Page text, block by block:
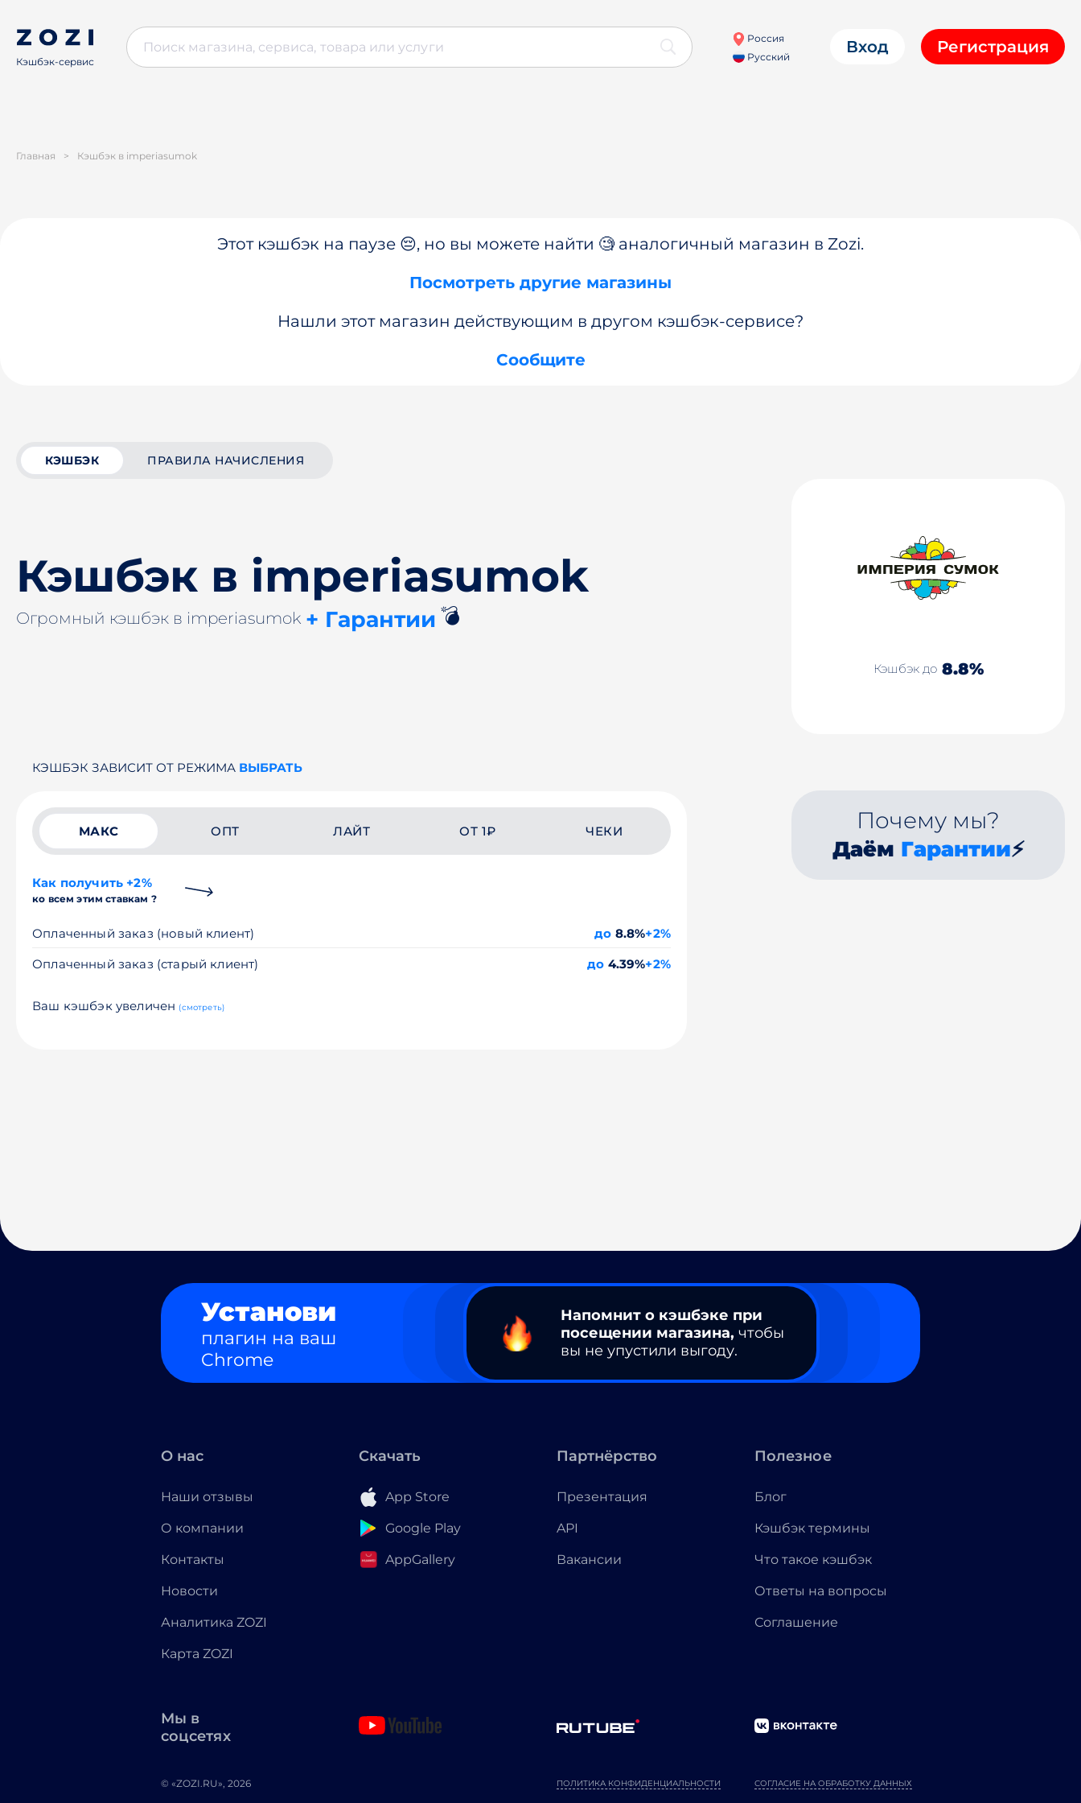
Кэшбэк-сервис
Россия
Русский
Вход Регистрация
Главная > Кэшбэк в imperiasumok
Этот кэшбэк на паузе 😔, но вы можете найти 🧐 аналогичный магазин в Zozi.
Посмотреть другие магазины
Нашли этот магазин действующим в другом кэшбэк-сервисе?
Сообщите
КЭШБЭК ПРАВИЛА НАЧИСЛЕНИЯ
Кэшбэк в imperiasumok
Огромный кэшбэк в imperiasumok + Гарантии 💣
Кэшбэк до 8.8%
КЭШБЭК ЗАВИСИТ ОТ РЕЖИМА ВЫБРАТЬ
МАКС ОПТ ЛАЙТ ОТ 1₽ ЧЕКИ
Как получить +2%
ко всем этим ставкам ?
Оплаченный заказ (новый клиент) до 8.8%+2%
Оплаченный заказ (старый клиент)
до 4.39%+2%
Ваш кэшбэк увеличен (смотреть)
Почему мы?
Даём Гарантии⚡
Установи
плагин на ваш
Chrome
Напомнит о кэшбэке при
посещении магазина, чтобы
вы не упустили выгоду.
О нас
Наши отзывы
О компании
Контакты
Новости
Аналитика ZOZI
Карта ZOZI
Скачать
App Store
Google Play
AppGallery
Партнёрство
Презентация
API
Вакансии
Полезное
Блог
Кэшбэк термины
Что такое кэшбэк
Ответы на вопросы
Соглашение
Мы в
соцсетях
© «ZOZI.RU», 2026 ПОЛИТИКА КОНФИДЕНЦИАЛЬНОСТИ СОГЛАСИЕ НА ОБРАБОТКУ ДАННЫХ